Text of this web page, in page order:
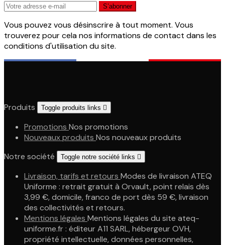
Vous pouvez vous désinscrire à tout moment. Vous
trouverez pour cela nos informations de contact dans les
conditions d'utilisation du site.
Produits Toggle produits links 
Promotions Nos promotions
Nouveaux produits Nos nouveaux produits
Notre société
Toggle notre société links 
Livraison, tarifs et retours Modes de livraison ATEQ
Uniforme : retrait gratuit à Orvault, point relais dès
3,99 €, domicile, franco de port dès 59 €, livraison
des collectivités et retours.
Mentions légales Mentions légales du site ateq-
uniforme.fr : éditeur A11 SARL, hébergeur OVH,
propriété intellectuelle, données personnelles,